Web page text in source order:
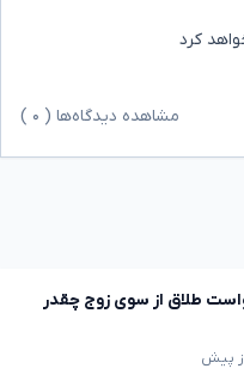
کرد
مشاهده دیدگاه‌ها ( ۰
طلاق از سوی زوج چقدر